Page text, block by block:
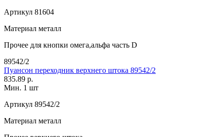
Артикул 81604
Материал металл
Прочее для кнопки омега,альфа часть D
89542/2
Пуансон переходник верхнего штока 89542/2
835.89 р.
Мин. 1 шт
Артикул 89542/2
Материал металл